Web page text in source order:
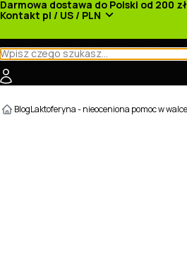
Darmowa dostawa do Polski od 200 zł
Kontakt pl / US / PLN
BlogLaktoferyna - nieoceniona pomoc w